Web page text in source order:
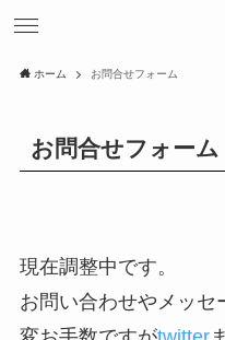
ホーム お問合せフォーム
お問合せフォーム
現在調整中です。
お問い合わせやメッセ